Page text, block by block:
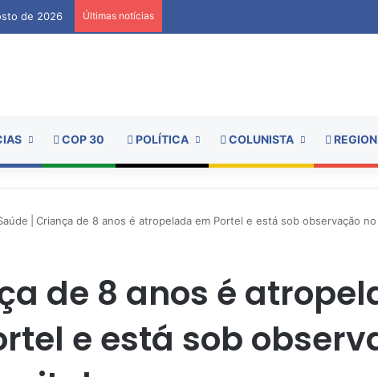
de 2026 Últimas notícias
COP 30 POLÍTICA COLUNISTA
Criança de 8 anos é atropelada em Portel e está sob observação
de 8 anos é
e está sob